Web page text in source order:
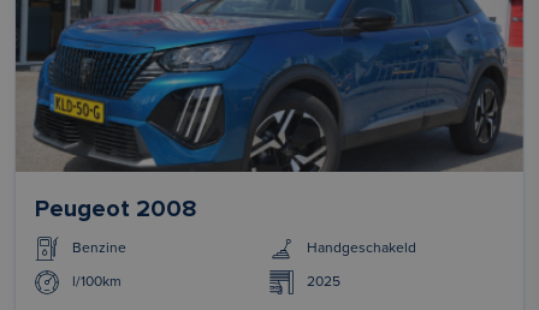
Peugeot 2008
Benzine Handgeschakeld
l/100km 2025